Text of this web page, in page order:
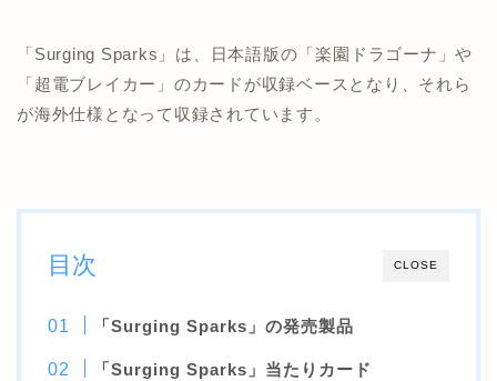
「Surging Sparks」は、日本語版の「楽園ドラゴーナ」や
「超電ブレイカー」のカードが収録ベースとなり、それら
が海外仕様となって収録されています。
CLOSE
目次
「Surging Sparks」の発売製品
「Surging Sparks」当たりカード